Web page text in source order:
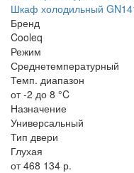
Шкаф холодильный
Бренд
Cooleq
Режим
Среднетемпературный
Темп. диапазон
от -2 до 8 °C
Назначение
Универсальный
Тип двери
Глухая
от 468 134 р.